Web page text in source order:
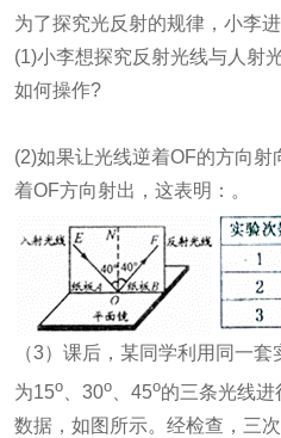
为了探究光反射的规律，小李
(1)小李想探究反射光线与人射
如何操作?
(2)如果让光线逆着OF的方向
着OF方向射出，这表明： 。
（3）课后，某同学利用同一
为15o 、30o 、45o的三条光线
数据，如图所示。经检查，三